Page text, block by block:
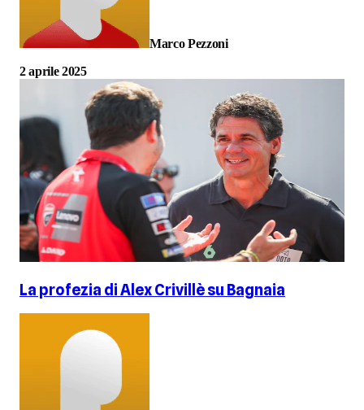
Marco Pezzoni
2 aprile 2025
La profezia di Alex Crivillè su Bagnaia